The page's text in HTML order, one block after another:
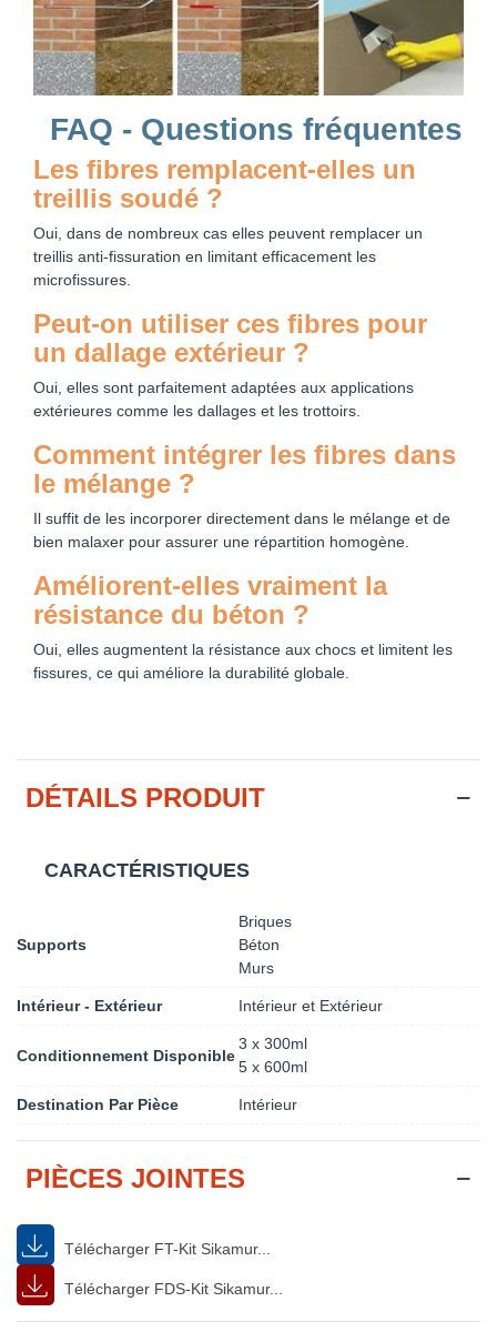
FAQ - Questions fréquentes
Les fibres remplacent-elles un
treillis soudé ?
Oui, dans de nombreux cas elles peuvent remplacer un
treillis anti-fissuration en limitant efficacement les
microfissures.
Peut-on utiliser ces fibres pour
un dallage extérieur ?
Oui, elles sont parfaitement adaptées aux applications
extérieures comme les dallages et les trottoirs.
Comment intégrer les fibres dans
le mélange ?
Il suffit de les incorporer directement dans le mélange et de
bien malaxer pour assurer une répartition homogène.
Améliorent-elles vraiment la
résistance du béton ?
Oui, elles augmentent la résistance aux chocs et limitent les
fissures, ce qui améliore la durabilité globale.
DÉTAILS PRODUIT
CARACTÉRISTIQUES
Supports
Briques
Béton
Murs
Intérieur - Extérieur Intérieur et Extérieur
Conditionnement Disponible
3 x 300ml
5 x 600ml
Destination Par Pièce Intérieur
PIÈCES JOINTES
Télécharger FT-Kit Sikamur...
Télécharger FDS-Kit Sikamur...